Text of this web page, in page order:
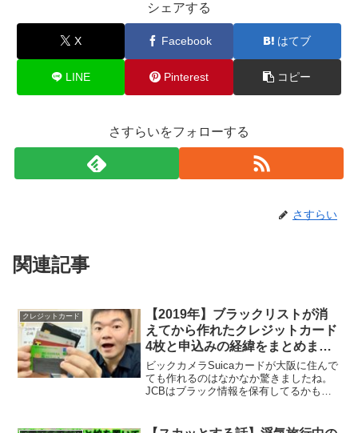
シェアする
X Facebook はてブ
LINE Pinterest コピー
さすらいをフォローする
さすらい
関連記事
クレジットカード
【2019年】ブラックリストが消
えてから作れたクレジットカード
4枚と申込みの経緯をまとめまし
た
ビックカメラSuicaカードが大阪に住んで
ても作れるのはなかなか驚きましたね。
JCBはブラック情報を保有してるかもし
動画【ブラックリストYouTuber：キリン